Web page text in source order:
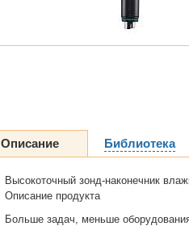
Описание Библиотека
Высокоточный зонд-наконечник
Описание продукта
Больше задач, меньше